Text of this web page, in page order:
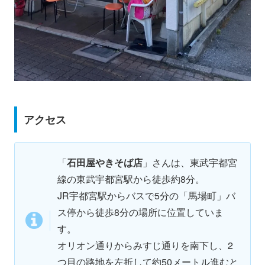
アクセス
「石田屋やきそば店 」さんは、東武宇都宮
線の東武宇都宮駅から徒歩約8分。
JR宇都宮駅からバスで5分の「馬場町」バ
ス停から徒歩8分の場所に位置していま
す。
オリオン通りからみすじ通りを南下し、2
つ目の路地を左折して約50メートル進むと